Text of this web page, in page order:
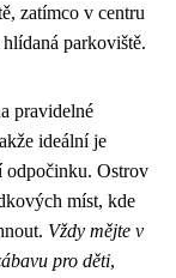
zatímco v centru
parkoviště.
pravidelné
ideální je
odpočinku. Ostrov
míst, kde
Vždy mějte v
pro děti,